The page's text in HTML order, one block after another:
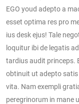
EGO youd adepto a
esset optima res pro
ius desk ejus! Tale
loquitur ibi de legatis
tardius audit princeps.
obtinuit ut adepto satis
vita. Nam exempli
peregrinorum in mane